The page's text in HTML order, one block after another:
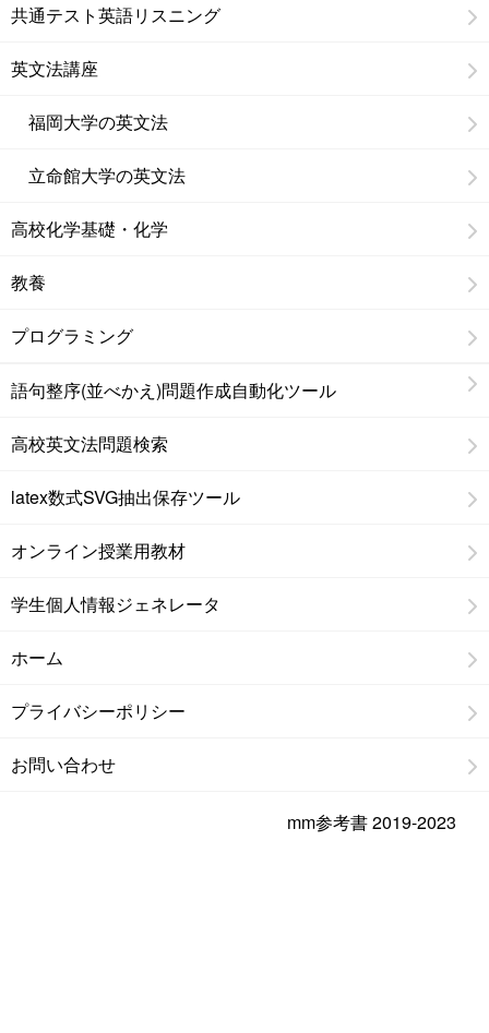
共通テスト英語リスニング
英文法講座
福岡大学の英文法
立命館大学の英文法
高校化学基礎・化学
教養
プログラミング
語句整序(並べかえ)問題作成自動化ツール
高校英文法問題検索
latex数式SVG抽出保存ツール
オンライン授業用教材
学生個人情報ジェネレータ
ホーム
プライバシーポリシー
お問い合わせ
mm参考書 2019-2023